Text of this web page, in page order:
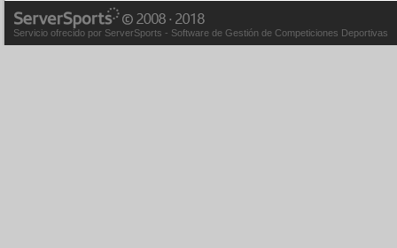
Servicio ofrecido por ServerSports - Software de Gestión de Competiciones Deportivas